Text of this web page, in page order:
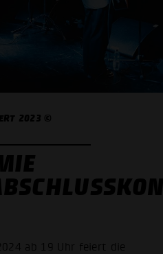
2023 ©
ab 19 Uhr feiert die